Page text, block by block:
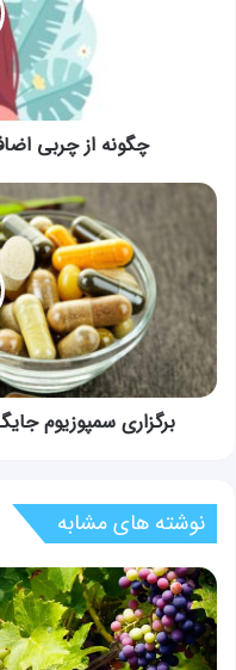
چگونه از چربی
برگزاری
سمپوزیوم
جایگاه
طب
سنتی
در
ایران
و
اسپانیا
برگزاری سمپوزیوم
نوشته های مشابه